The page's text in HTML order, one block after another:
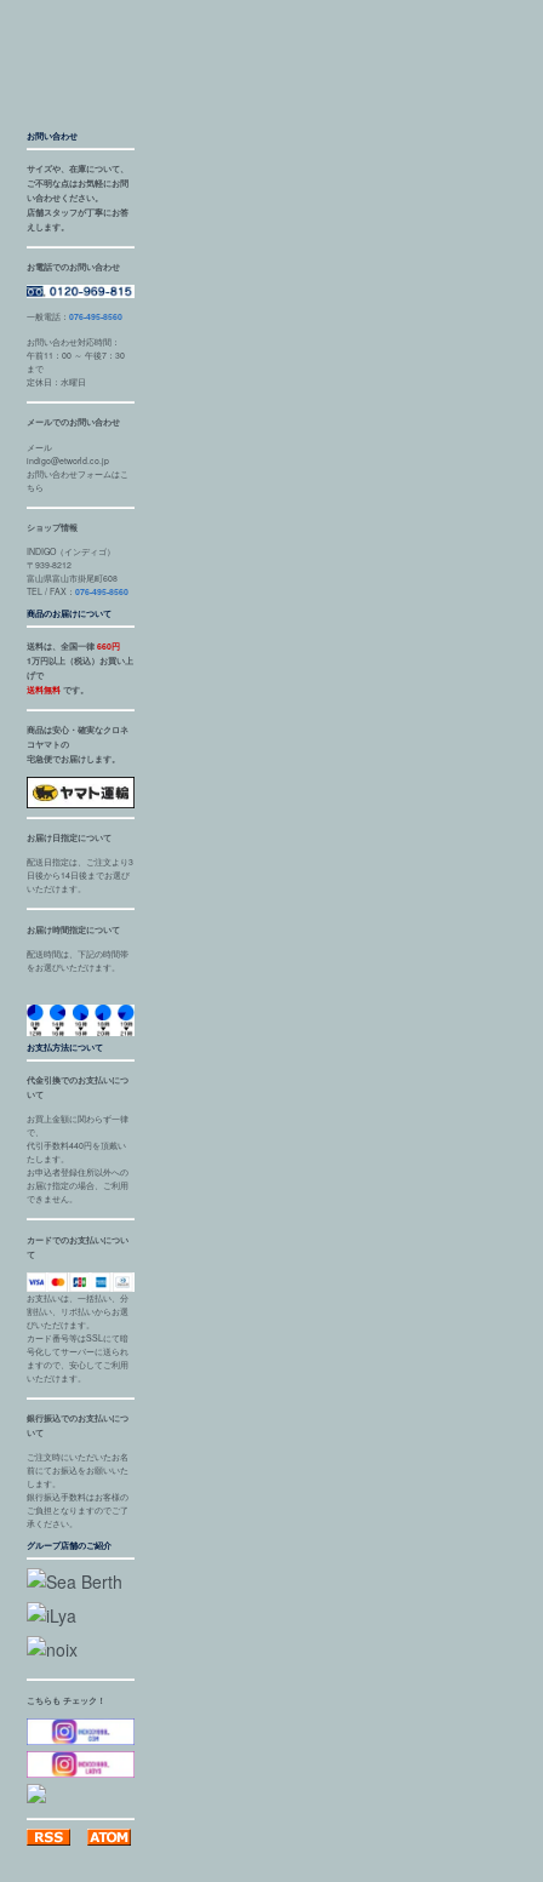
お問い合わせ
サイズや、在庫について、
ご不明な点はお気軽にお問
い合わせください。
店舗スタッフが丁寧にお答
えします。
お電話でのお問い合わせ
一般電話：076-495-8560
お問い合わせ対応時間：
午前11：00 ～ 午後7：30
まで
定休日：水曜日
メールでのお問い合わせ
メール
indigo@etworld.co.jp
お問い合わせフォームはこ
ちら
ショップ情報
INDIGO（インディゴ）
〒939-8212
富山県富山市掛尾町608
TEL / FAX：076-495-8560
商品のお届けについて
送料は、全国一律660円
1万円以上（税込）お買い上
げで
送料無料 です。
商品は安心・確実なクロネ
コヤマトの
宅急便でお届けします。
お届け日指定について
配送日指定は、ご注文より3
日後から14日後までお選び
いただけます。
お届け時間指定について
配送時間は、下記の時間帯
をお選びいただけます。
お支払方法について
代金引換でのお支払いにつ
いて
お買上金額に関わらず一律
で、
代引手数料440円を頂戴い
たします。
お申込者登録住所以外への
お届け指定の場合、ご利用
できません。
カードでのお支払いについ
て
お支払いは、一括払い、分
割払い、リボ払いからお選
びいただけます。
カード番号等はSSLにて暗
号化してサーバーに送られ
ますので、安心してご利用
いただけます。
銀行振込でのお支払いにつ
いて
ご注文時にいただいたお名
前にてお振込をお願いいた
します。
銀行振込手数料はお客様の
ご負担となりますのでご了
承ください。
グループ店舗のご紹介
こちらも チェック！